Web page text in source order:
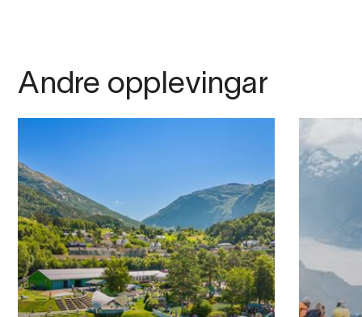
Andre opplevingar